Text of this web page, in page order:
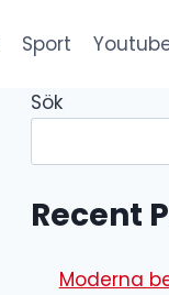
Sport
Sök
Recent
Moderna